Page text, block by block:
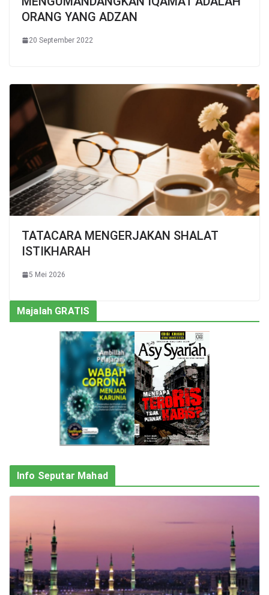
ORANG YANG ADZAN
20 September 2022
TATACARA MENGERJAKAN SHALAT
ISTIKHARAH
5 Mei 2026
Majalah GRATIS
Info Seputar Mahad